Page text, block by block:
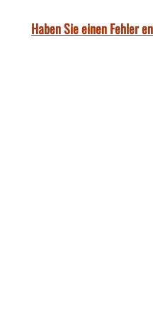
Haben Sie einen Fehler